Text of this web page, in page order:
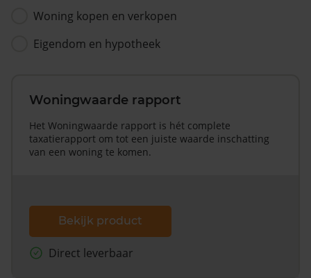
Woning kopen en verkopen
Eigendom en hypotheek
Woningwaarde rapport
Het Woningwaarde rapport is hét complete
taxatierapport om tot een juiste waarde inschatting
van een woning te komen.
Bekijk product
Direct leverbaar